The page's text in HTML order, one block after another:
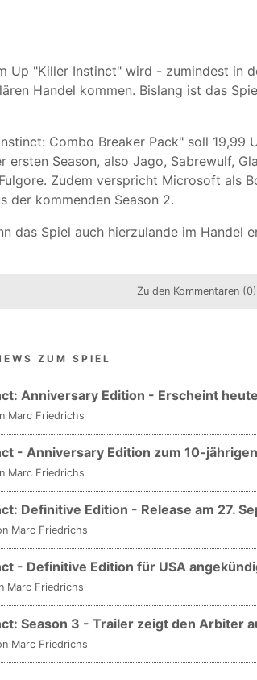
Up "Killer Instinct" wird - zumindest in
Handel kommen. Bislang ist das
Combo Breaker Pack" soll 19,99
ersten Season, also Jago, Sabrewulf,
Zudem verspricht Microsoft als
der kommenden Season 2.
das Spiel auch hierzulande im Handel
Zu den Kommentaren (0)
ZUM SPIEL
Anniversary Edition - Erscheint
Marc Friedrichs
- Anniversary Edition zum 10-
Marc Friedrichs
Definitive Edition - Release am 27.
Marc Friedrichs
- Definitive Edition für USA
Marc Friedrichs
Season 3 - Trailer zeigt den Arbiter
Marc Friedrichs